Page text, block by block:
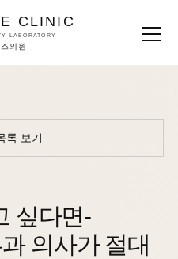
CLINIC
LABORATORY
의원
록 보기
싶다면-
의사가 절대